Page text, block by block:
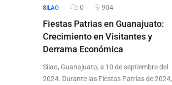
SILAO 0 904
Fiestas Patrias en Guanajuato:
Crecimiento en Visitantes y
Derrama Económica
Silao, Guanajuato, a 10 de septiembre del
2024. Durante las Fiestas Patrias de 2024,